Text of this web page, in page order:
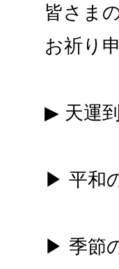
皆さま
お祈り
▶ 天運
▶ 平和
▶ 季節